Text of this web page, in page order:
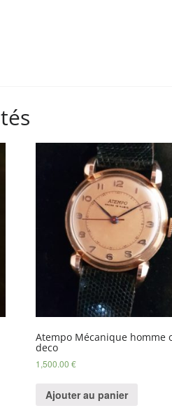
Atempo Mécanique homme
deco
1,500.00€
Ajouter au panier